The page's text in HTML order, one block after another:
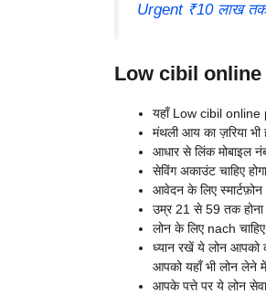
Urgent ₹10 लाख तक
Low cibil online
यहाँ Low cibil online
मंथली आय का ज़रिया भी
आधार से लिंक मोबाइल
सेविंग अकाउंट चाहिए होगा
आवेदन के लिए स्मार्टफ़ोन
उम्र 21 से 59 तक होना
लोन के लिए nach
ध्यान रखें ये लोन आपको
आपको यहाँ भी लोन लेने में
आपके पत्ते पर ये लोन